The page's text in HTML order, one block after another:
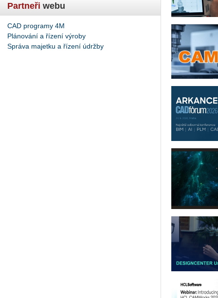
Partneři webu
CAD programy 4M
Plánování a řízení výroby
Správa majetku a řízení údržby